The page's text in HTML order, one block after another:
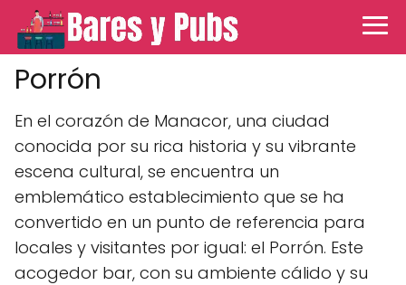
Porrón
En el corazón de Manacor, una ciudad
conocida por su rica historia y su vibrante
escena cultural, se encuentra un
emblemático establecimiento que se ha
convertido en un punto de referencia para
locales y visitantes por igual: el Porrón. Este
acogedor bar, con su ambiente cálido y su